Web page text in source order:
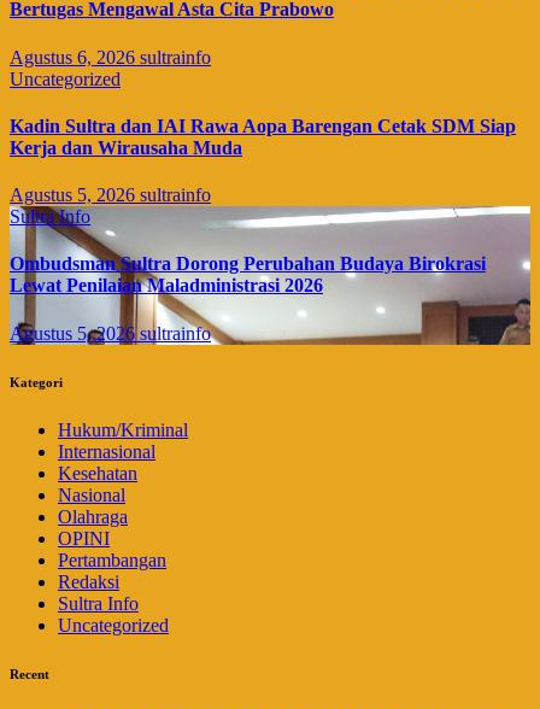
Bertugas Mengawal Asta Cita Prabowo
Agustus 6, 2026 sultrainfo
Uncategorized
Kadin Sultra dan IAI Rawa Aopa Barengan Cetak SDM Siap
Kerja dan Wirausaha Muda
Agustus 5, 2026 sultrainfo
Sultra Info
Ombudsman Sultra Dorong Perubahan Budaya Birokrasi
Lewat Penilaian Maladministrasi 2026
Agustus 5, 2026 sultrainfo
Kategori
Hukum/Kriminal
Internasional
Kesehatan
Nasional
Olahraga
OPINI
Pertambangan
Redaksi
Sultra Info
Uncategorized
Recent